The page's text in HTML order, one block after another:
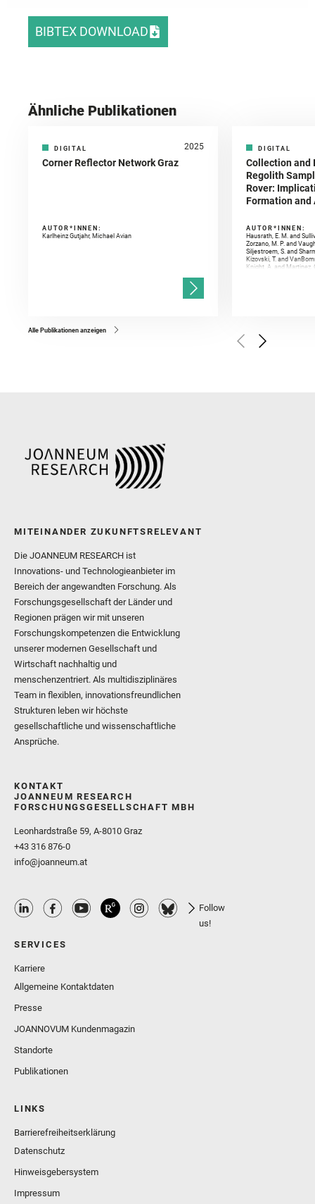
BIBTEX DOWNLOAD
Ähnliche Publikationen
DIGITAL 2025
Corner Reflector Network Graz
AUTOR*INNEN:
Karlheinz Gutjahr, Michael Avian
DIGITAL
Collection and
Regolith
Rover:
Formation
AUTOR*INNEN:
Hausrath, E. M. and
Zorzano, M. P. and
Siljestroem, S. and
Kizovski, T. and
Knight, A. and Martinez,
Golombek, M. and
Herkenhoff, K. and
Alle Publikationen anzeigen
MITEINANDER ZUKUNFTSRELEVANT
Die JOANNEUM RESEARCH ist
Innovations- und Technologieanbieter im
Bereich der angewandten Forschung. Als
Forschungsgesellschaft der Länder und
Regionen prägen wir mit unseren
Forschungskompetenzen die Entwicklung
unserer modernen Gesellschaft und
Wirtschaft nachhaltig und
menschenzentriert. Als multidisziplinäres
Team in flexiblen, innovationsfreundlichen
Strukturen leben wir höchste
gesellschaftliche und wissenschaftliche
Ansprüche.
KONTAKT
JOANNEUM RESEARCH
FORSCHUNGSGESELLSCHAFT MBH
Leonhardstraße 59, A-8010 Graz
+43 316 876-0
info@joanneum.at
Follow
us!
SERVICES
Karriere
Allgemeine Kontaktdaten
Presse
JOANNOVUM Kundenmagazin
Standorte
Publikationen
LINKS
Barrierefreiheitserklärung
Datenschutz
Hinweisgebersystem
Impressum